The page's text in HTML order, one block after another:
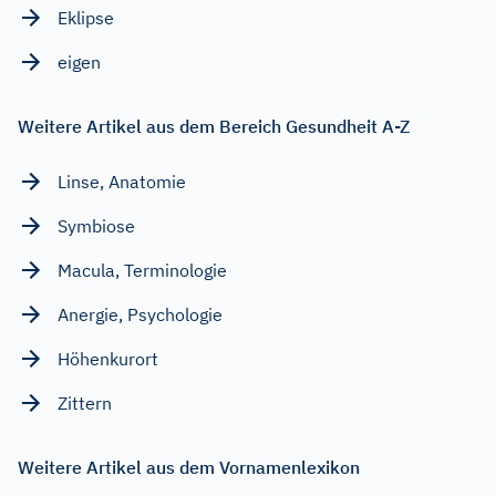
Eklipse
eigen
Weitere Artikel aus dem Bereich Gesundheit A-Z
Linse, Anatomie
Symbiose
Macula, Terminologie
Anergie, Psychologie
Höhenkurort
Zittern
Weitere Artikel aus dem Vornamenlexikon